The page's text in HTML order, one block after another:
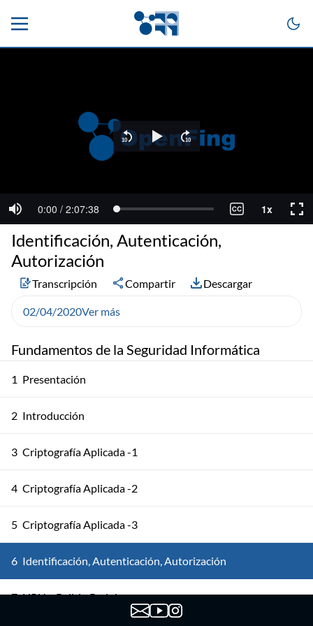
Fundamentos de la Seguridad Informática
1 Presentación
2 Introducción
3 Criptografía Aplicada -1
4 Criptografía Aplicada -2
5 Criptografía Aplicada -3
6 Identificación, Autenticación, Autorización
7 HRU y Bell-LaPadula
Identificación, Autenticación,
Autorización
Transcripción Compartir Descargar
02/04/2020Ver más